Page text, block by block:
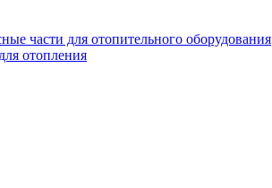
части для отопительного оборудования
отопления